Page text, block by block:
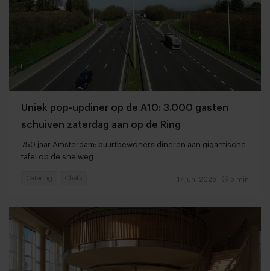
Uniek pop-updiner op de A10: 3.000 gasten
schuiven zaterdag aan op de Ring
750 jaar Amsterdam: buurtbewoners dineren aan gigantische
tafel op de snelweg
17 juni 2025 5 min
Catering Chefs